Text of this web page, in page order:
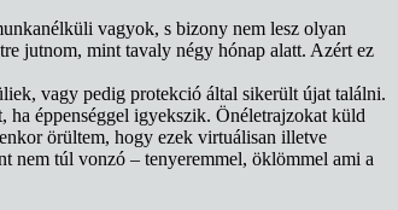
vagyok, s bizony nem lesz olyan
jutnom, mint tavaly négy hónap alatt. Azért ez
vagy pedig protekció által sikerült újat találni.
ha éppenséggel igyekszik. Önéletrajzokat küld
örültem, hogy ezek virtuálisan illetve
nem túl vonzó – tenyeremmel, öklömmel ami a